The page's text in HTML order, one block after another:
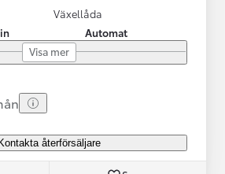
Växellåda
Automat
Visa mer
Kontakta återförsäljare